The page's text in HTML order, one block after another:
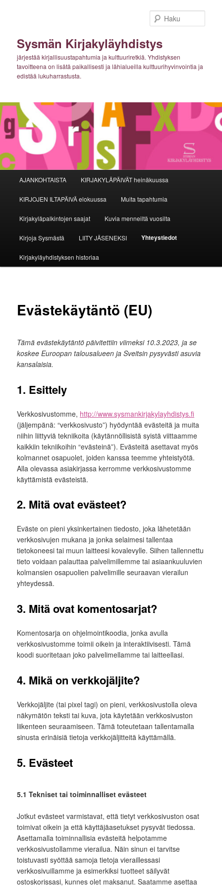
Sysmän Kirjakyläyhdistys
järjestää kirjallisuustapahtumia ja kulttuuriretkiä. Yhdistyksen
tavoitteena on lisätä paikallisesti ja lähialueilla kulttuurihyvinvointia ja
edistää lukuharrastusta.
AJANKOHTAISTA KIRJAKYLÄPÄIVÄT heinäkuussa
KIRJOJEN ILTAPÄIVÄ elokuussa Muita tapahtumia
Kirjakyläpalkintojen saajat Kuvia menneiltä vuosilta
Kirjoja Sysmästä LIITY JÄSENEKSI Yhteystiedot
Kirjakyläyhdistyksen historiaa
Evästekäytäntö (EU)
Tämä evästekäytäntö päivitettiin viimeksi 10.3.2023, ja se
koskee Euroopan talousalueen ja Sveitsin pysyvästi asuvia
kansalaisia.
1. Esittely
Verkkosivustomme, http://www.sysmankirjakylayhdistys.fi
(jäljempänä: “verkkosivusto”) hyödyntää evästeitä ja muita
niihin liittyviä tekniikoita (käytännöllisistä syistä viittaamme
kaikkiin tekniikoihin “evästeinä”). Evästeitä asettavat myös
kolmannet osapuolet, joiden kanssa teemme yhteistyötä.
Alla olevassa asiakirjassa kerromme verkkosivustomme
käyttämistä evästeistä.
2. Mitä ovat evästeet?
Eväste on pieni yksinkertainen tiedosto, joka lähetetään
verkkosivujen mukana ja jonka selaimesi tallentaa
tietokoneesi tai muun laitteesi kovalevylle. Siihen tallennettu
tieto voidaan palauttaa palvelimillemme tai asiaankuuluvien
kolmansien osapuolien palvelimille seuraavan vierailun
yhteydessä.
3. Mitä ovat komentosarjat?
Komentosarja on ohjelmointikoodia, jonka avulla
verkkosivustomme toimii oikein ja interaktiivisesti. Tämä
koodi suoritetaan joko palvelimellamme tai laitteellasi.
4. Mikä on verkkojäljite?
Verkkojäljite (tai pixel tagi) on pieni, verkkosivustolla oleva
näkymätön teksti tai kuva, jota käytetään verkkosivuston
liikenteen seuraamiseen. Tämä toteutetaan tallentamalla
sinusta erinäisiä tietoja verkkojäljitteitä käyttämällä.
5. Evästeet
5.1 Tekniset tai toiminnalliset evästeet
Jotkut evästeet varmistavat, että tietyt verkkosivuston osat
toimivat oikein ja että käyttäjäasetukset pysyvät tiedossa.
Asettamalla toiminnallisia evästeitä helpotamme
verkkosivustollamme vierailua. Näin sinun ei tarvitse
toistuvasti syöttää samoja tietoja vieraillessasi
verkkosivuillamme ja esimerkiksi tuotteet säilyvät
ostoskorissasi, kunnes olet maksanut. Saatamme asettaa